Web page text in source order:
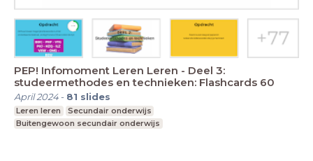
PEP! Infomoment Leren Leren - Deel 3:
studeermethodes en technieken: Flashcards 60
April 2024- 81 slides
Leren leren
Secundair onderwijs
Buitengewoon secundair onderwijs